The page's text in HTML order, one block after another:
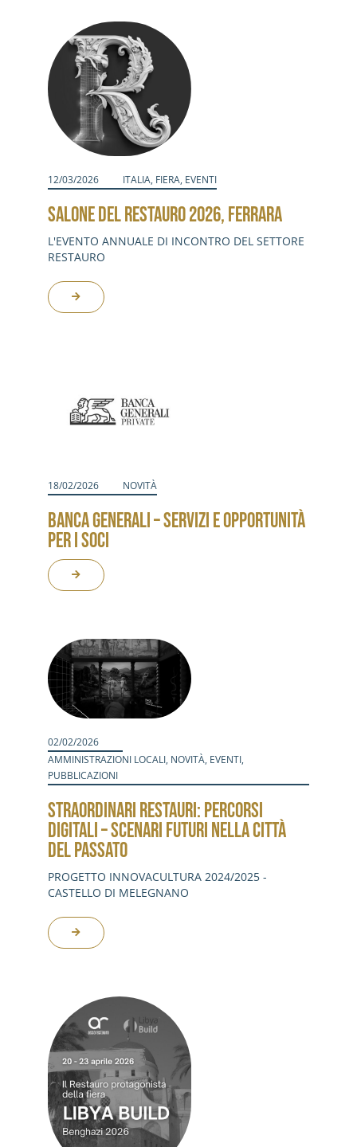
Contatti
Login
12/03/2026 ITALIA, FIERA, EVENTI
SALONE DEL RESTAURO 2026, FERRARA
L'EVENTO ANNUALE DI INCONTRO DEL SETTORE
RESTAURO
18/02/2026 NOVITÀ
BANCA GENERALI – SERVIZI E OPPORTUNITÀ
PER I SOCI
02/02/2026
AMMINISTRAZIONI LOCALI, NOVITÀ, EVENTI,
PUBBLICAZIONI
STRAORDINARI RESTAURI: PERCORSI
DIGITALI – SCENARI FUTURI NELLA CITTÀ
DEL PASSATO
PROGETTO INNOVACULTURA 2024/2025 -
CASTELLO DI MELEGNANO